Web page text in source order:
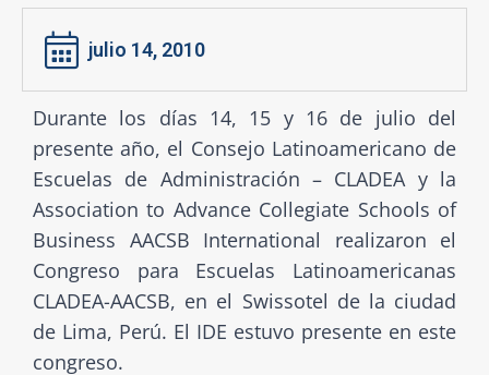
julio 14, 2010
Durante los días 14, 15 y 16 de julio del
presente año, el Consejo Latinoamericano de
Escuelas de Administración – CLADEA y la
Association to Advance Collegiate Schools of
Business AACSB International realizaron el
Congreso para Escuelas Latinoamericanas
CLADEA-AACSB, en el Swissotel de la ciudad
de Lima, Perú. El IDE estuvo presente en este
congreso.